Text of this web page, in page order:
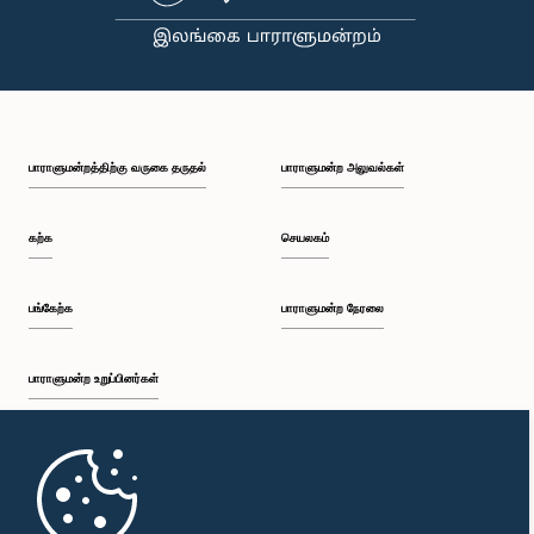
மின்னணு பயணச்சீட்டு (E-Ticket) முறையை மேலும் மேம்படுத்தும் நடவடிக்கைகள் முன்னெடுக்கப்பட்டு
வருவதாகவும் அமைச்சர் தெரிவித்தார்.இலங்கையில் தற்போது நடைமுறையில் உள்ள புகையிரதப்
பாதைகள் நான்கு பிரிவுகளாக வகைப்படுத்தப்பட்டுள்ளன. அதன்படி, ஒற்றை புகையிரதப் பாதை (A)
மூன்றாவது ரயில் பாதை (C) 40.938 கிலோமீற்றராகவும், நான்காவது புகையிரதப் பாதை (D) 7.580
சேவைகள்) கிடைத்த வருடாந்த வருமானம் தொடர்பிலும் அமைச்சர் சபையில் தகவல்
வெளியிட்டார்.அதன்படி, 2021ஆம் ஆண்டில் ரூ. 2,678,724,988.46, 2022ஆம் ஆண்டில் ரூ.
கிடைத்துள்ளதாக கௌரவ அமைச்சர் பிமல் ரத்நாயக்க அவர்கள் தனது பதிலில் மேலும் தெரிவித்தார்.
பாராளுமன்றத்திற்கு வருகை தருதல்
கற்க
பங்கேற்க
பாராளுமன்ற உறுப்பினர்கள்
முதற்பக்கம்
பாராளுமன்ற அலுவல்கள்
செயலகம்
பாராளுமன்ற நேரலை